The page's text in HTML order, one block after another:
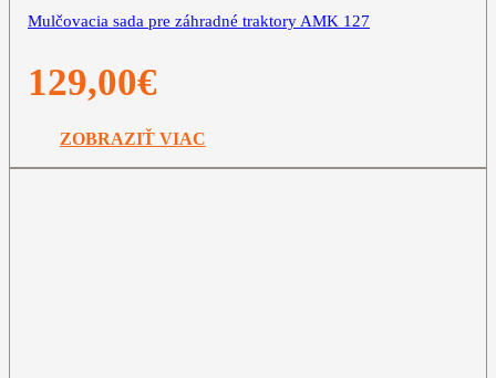
Mulčovacia sada pre záhradné traktory AMK 127
129,00€
ZOBRAZIŤ VIAC